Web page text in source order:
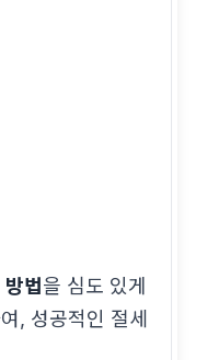
방법을 심도 있게
, 성공적인 절세